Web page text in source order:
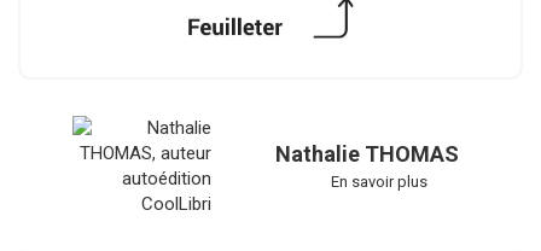
Nathalie THOMAS
En savoir plus